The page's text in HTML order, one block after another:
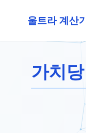
울트라 계산
가치